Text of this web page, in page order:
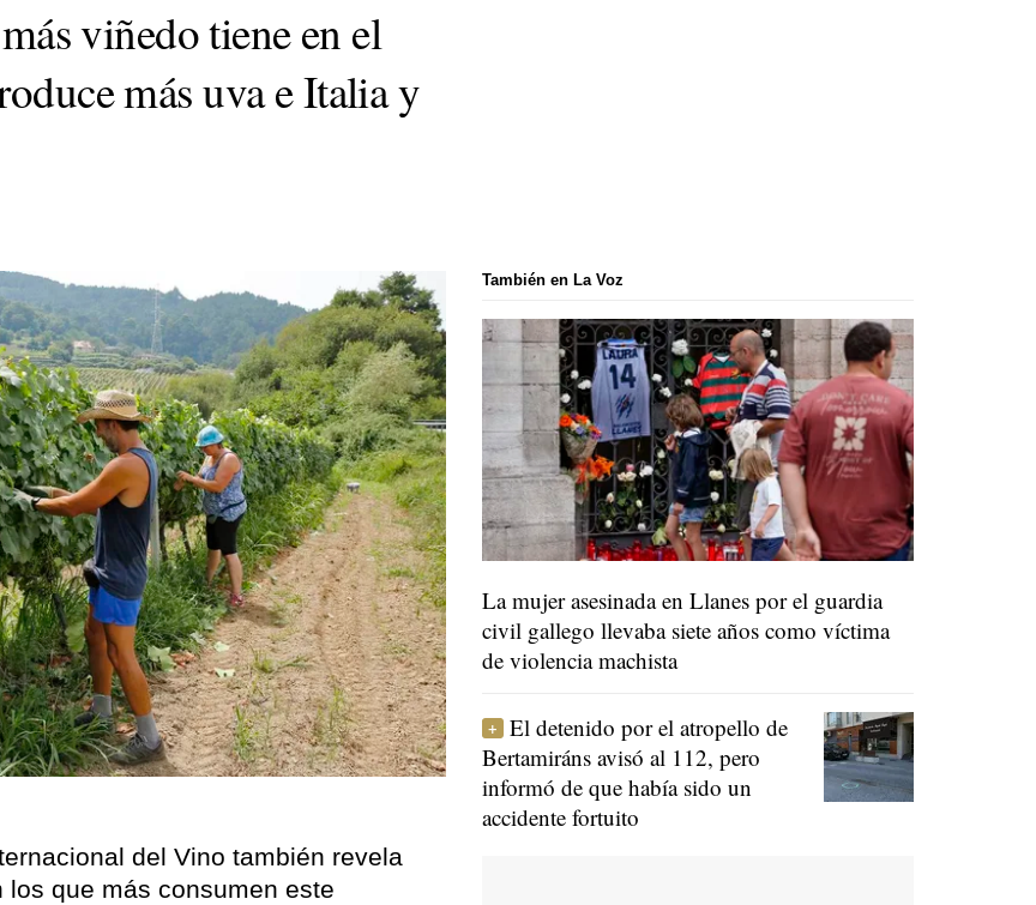
viñedo tiene en el
más uva e Italia y
del Vino también revela
que más consumen este
También en La Voz
La mujer asesinada en Llanes por el guardia
civil gallego llevaba siete años como víctima
de violencia machista
El detenido por el atropello de
Bertamiráns avisó al 112, pero
informó de que había sido un
accidente fortuito